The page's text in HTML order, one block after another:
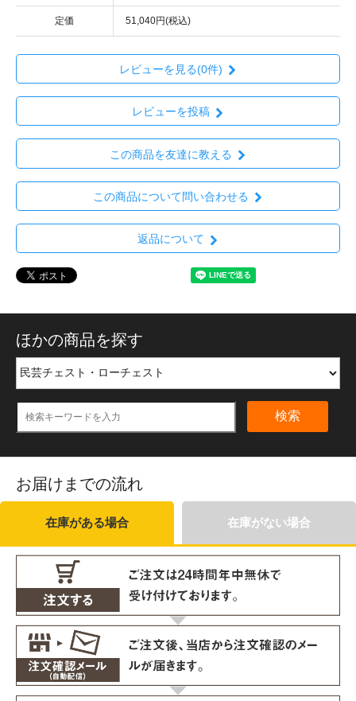
定価 51,040円(税込)
レビューを見る(0件)
レビューを投稿
この商品を友達に教える
この商品について問い合わせる
返品について
ほかの商品を探す
検索
お届けまでの流れ
在庫がある場合 在庫がない場合